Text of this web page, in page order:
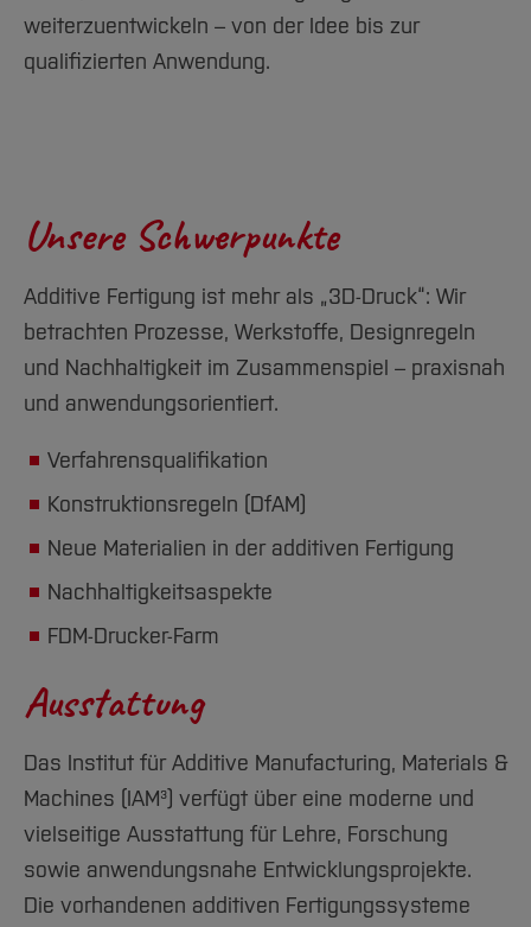
Arbeiten im FB G
Forschung und Projekte
International
Studiengänge
Studieninteressierte
Aktuelles
Studium
Service
Amtliche Bekanntmachungen
Notfall-Infos
Familiengerechte Hochschule
Gleichstellung
Hochschulbibliothek
Hochschulkommunikation
Zentrale Studienberatung
weiterzuentwickeln – von der Idee bis zur
qualifizierten Anwendung.
Unsere Schwerpunkte
Additive Fertigung ist mehr als „3D-Druck“: Wir
betrachten Prozesse, Werkstoffe, Designregeln
und Nachhaltigkeit im Zusammenspiel – praxisnah
und anwendungsorientiert.
Verfahrensqualifikation
Konstruktionsregeln (DfAM)
Neue Materialien in der additiven Fertigung
Nachhaltigkeitsaspekte
FDM-Drucker-Farm
Ausstattung
Das Institut für Additive Manufacturing, Materials &
Machines (IAM³) verfügt über eine moderne und
vielseitige Ausstattung für Lehre, Forschung
sowie anwendungsnahe Entwicklungsprojekte.
Die vorhandenen additiven Fertigungssysteme